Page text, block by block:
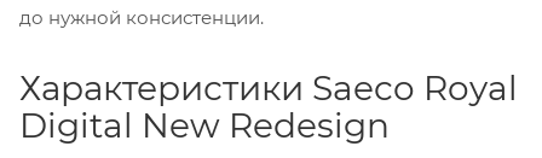
до нужной консистенции.
Характеристики Saeco Royal
Digital New Redesign